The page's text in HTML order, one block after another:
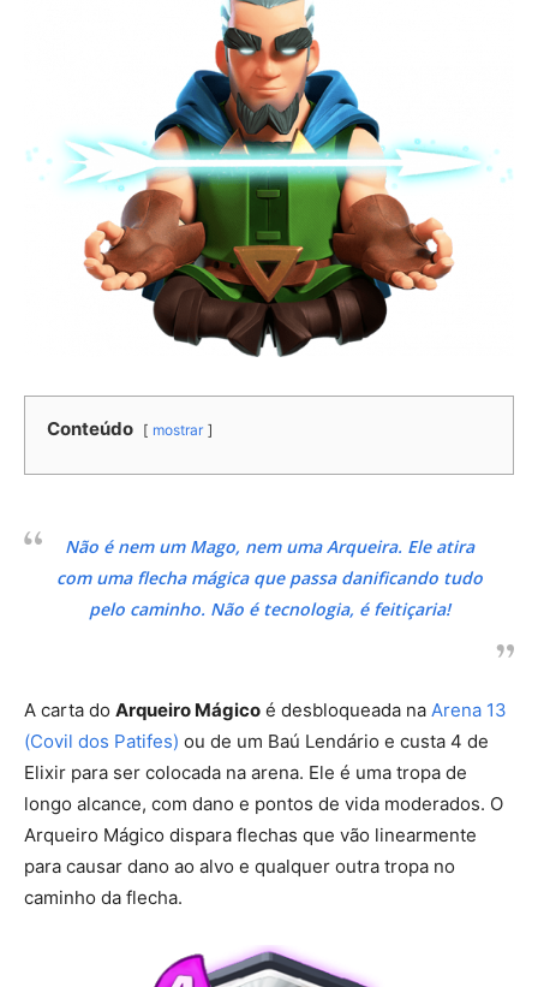
Conteúdo mostrar
Não é nem um Mago, nem uma Arqueira. Ele atira
com uma flecha mágica que passa danificando tudo
pelo caminho. Não é tecnologia, é feitiçaria!
A carta do Arqueiro Mágico é desbloqueada na Arena 13
(Covil dos Patifes) ou de um Baú Lendário e custa 4 de
Elixir para ser colocada na arena. Ele é uma tropa de
longo alcance, com dano e pontos de vida moderados. O
Arqueiro Mágico dispara flechas que vão linearmente
para causar dano ao alvo e qualquer outra tropa no
caminho da flecha.